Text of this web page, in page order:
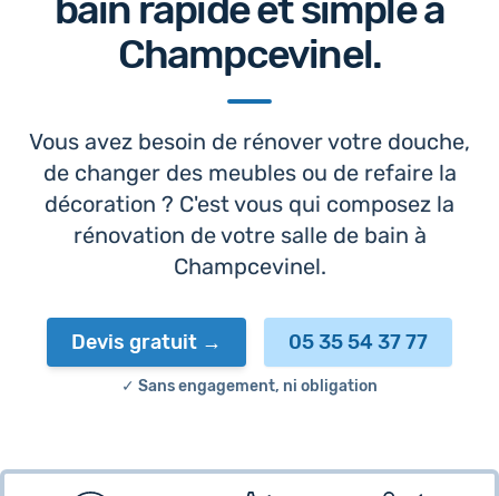
Champcevinel.
Vous avez besoin de rénover votre douche,
de changer des meubles ou de refaire la
décoration ? C'est vous qui composez la
rénovation de votre salle de bain à
Champcevinel.
Devis gratuit 05 35 54 37 77
✓ Sans engagement, ni obligation